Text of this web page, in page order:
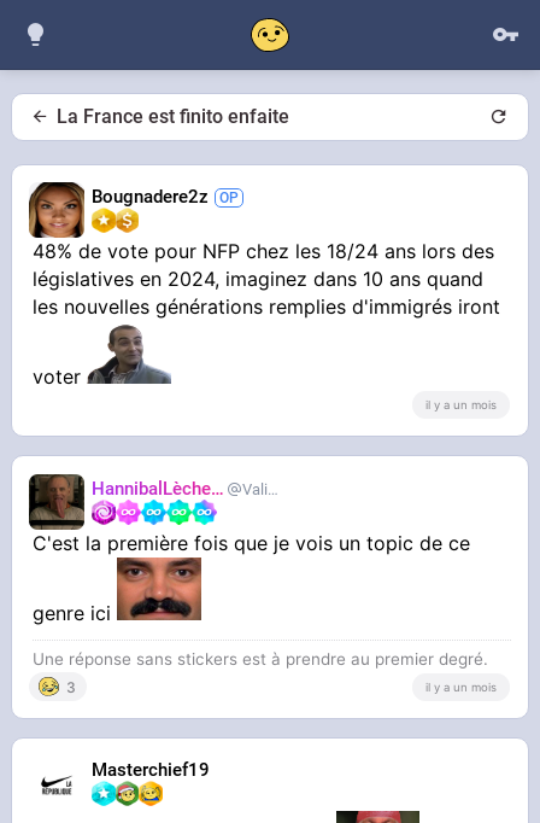
La France est finito enfaite
Bougnadere2z
48% de vote pour NFP chez les 18/24 ans lors des
législatives en 2024, imaginez dans 10 ans quand
les nouvelles générations remplies d'immigrés iront
voter
il y a un mois
HannibalLècheur Valium
C'est la première fois que je vois un topic de ce
genre ici
Une réponse sans stickers est à prendre au premier degré.
3 il y a un mois
Masterchief19